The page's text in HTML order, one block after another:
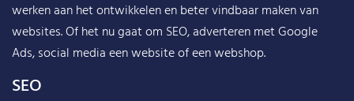
werken aan het ontwikkelen en beter vindbaar maken van
websites. Of het nu gaat om SEO, adverteren met Google
Ads, social media een website of een webshop.
SEO